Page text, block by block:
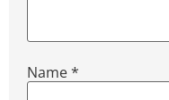
Name*